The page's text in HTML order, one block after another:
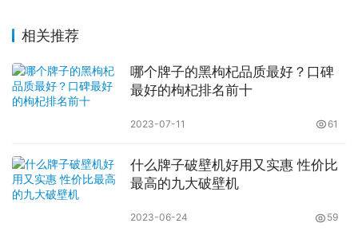
相关推荐
哪个牌子的黑枸杞品质最好？口碑
最好的枸杞排名前十
2023-07-11 61
什么牌子破壁机好用又实惠 性价比
最高的九大破壁机
2023-06-24 59